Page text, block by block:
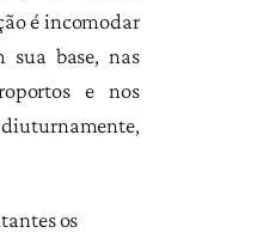
é incomodar
sua base, nas
e nos
os